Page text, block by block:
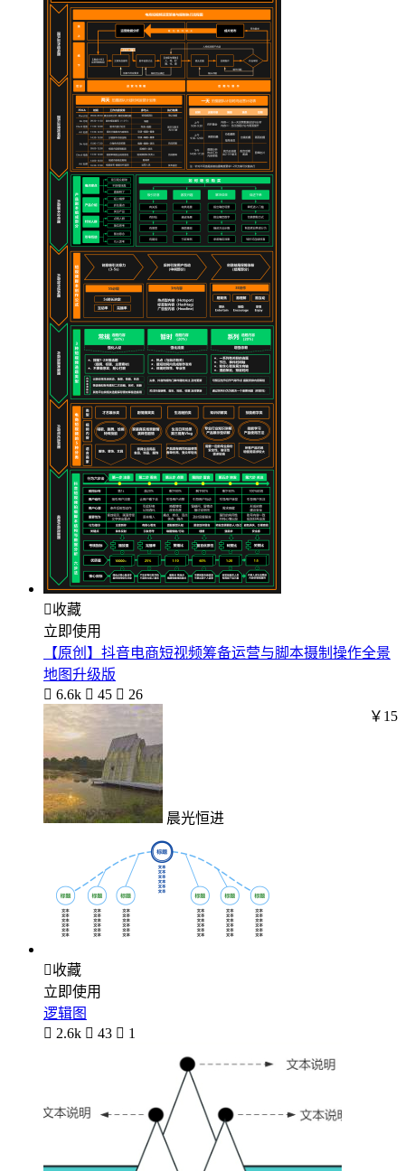
收藏
立即使用
【原创】抖音电商短视频筹备运营与脚本摄制操作全景
地图升级版
 6.6k  45  26
晨光恒进
￥15
收藏
立即使用
逻辑图
 2.6k  43  1